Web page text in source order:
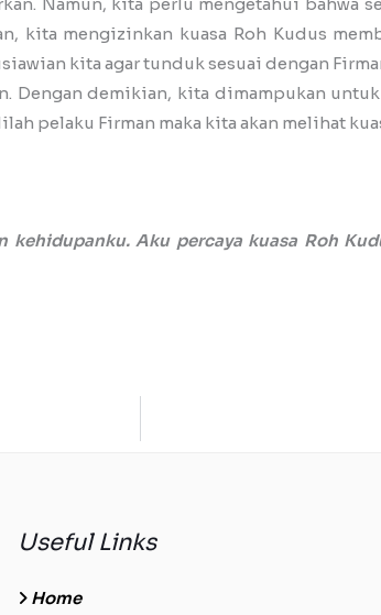
kita mengizinkan kuasa Roh Kudus
kita agar tunduk sesuai dengan
demikian, kita dimampukan
pelaku Firman maka kita akan melihat
kehidupanku. Aku percaya kuasa Roh
Useful Links
Home